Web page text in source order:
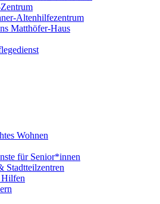
Altenhilfezentrum
Matthöfer-Haus
Wohnen
für Senior*innen
Stadtteilzentren